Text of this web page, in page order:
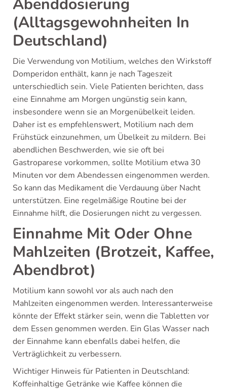
(Alltagsgewohnheiten In
Deutschland)
Die Verwendung von Motilium, welches den Wirkstoff
Domperidon enthält, kann je nach Tageszeit
unterschiedlich sein. Viele Patienten berichten, dass
eine Einnahme am Morgen ungünstig sein kann,
insbesondere wenn sie an Morgenübelkeit leiden.
Daher ist es empfehlenswert, Motilium nach dem
Frühstück einzunehmen, um Übelkeit zu mildern. Bei
abendlichen Beschwerden, wie sie oft bei
Gastroparese vorkommen, sollte Motilium etwa 30
Minuten vor dem Abendessen eingenommen werden.
So kann das Medikament die Verdauung über Nacht
unterstützen. Eine regelmäßige Routine bei der
Einnahme hilft, die Dosierungen nicht zu vergessen.
Einnahme Mit Oder Ohne
Mahlzeiten (Brotzeit, Kaffee,
Abendbrot)
Motilium kann sowohl vor als auch nach den
Mahlzeiten eingenommen werden. Interessanterweise
könnte der Effekt stärker sein, wenn die Tabletten vor
dem Essen genommen werden. Ein Glas Wasser nach
der Einnahme kann ebenfalls dabei helfen, die
Verträglichkeit zu verbessern.
Wichtiger Hinweis für Patienten in Deutschland:
Koffeinhaltige Getränke wie Kaffee können die